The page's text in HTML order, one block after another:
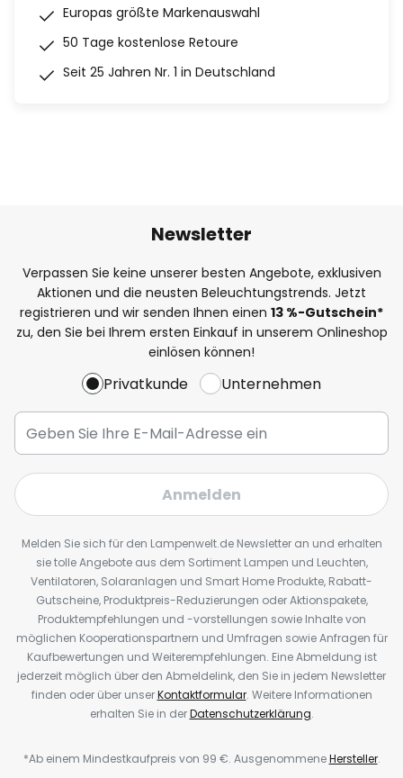
Europas größte Markenauswahl
50 Tage kostenlose Retoure
Seit 25 Jahren Nr. 1 in Deutschland
Newsletter
Verpassen Sie keine unserer besten Angebote, exklusiven
Aktionen und die neusten Beleuchtungstrends. Jetzt
registrieren und wir senden Ihnen einen 13 %-Gutschein*
zu, den Sie bei Ihrem ersten Einkauf in unserem Onlineshop
einlösen können!
Privatkunde Unternehmen
Anmelden
Melden Sie sich für den Lampenwelt.de Newsletter an und erhalten
sie tolle Angebote aus dem Sortiment Lampen und Leuchten,
Ventilatoren, Solaranlagen und Smart Home Produkte, Rabatt-
Gutscheine, Produktpreis-Reduzierungen oder Aktionspakete,
Produktempfehlungen und -vorstellungen sowie Inhalte von
möglichen Kooperationspartnern und Umfragen sowie Anfragen für
Kaufbewertungen und Weiterempfehlungen. Eine Abmeldung ist
jederzeit möglich über den Abmeldelink, den Sie in jedem Newsletter
finden oder über unserKontaktformular. Weitere Informationen
erhalten Sie in derDatenschutzerklärung.
*Ab einem Mindestkaufpreis von 99 €. AusgenommeneHersteller.